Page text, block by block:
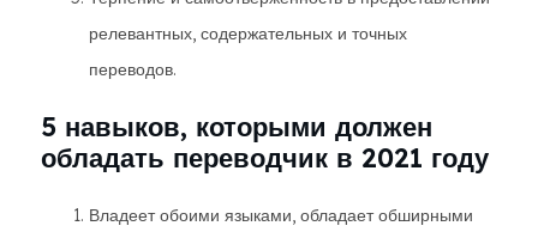
релевантных, содержательных и точных
переводов.
5 навыков, которыми должен
обладать переводчик в 2021 году
Владеет обоими языками, обладает обширными